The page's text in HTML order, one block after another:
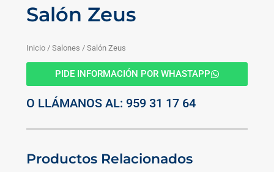
Salón Zeus
Inicio / Salones / Salón Zeus
PIDE INFORMACIÓN POR WHASTAPP
O LLÁMANOS AL: 959 31 17 64
Productos Relacionados